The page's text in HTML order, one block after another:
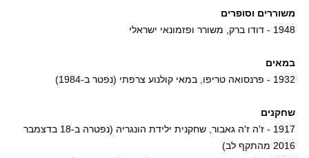
משוררים וסופרים
1948 - דודו ברק, משורר ופזמונאי ישראלי
במאים
1932 - פרנסואה טריפו, במאי קולנוע צרפתי (נפטר ב-1984)
שחקנים
1917 - ז'ה ז'ה גאבור, שחקנית ילידת הונגריה (נפטרה ב-18 בדצמבר
2016 מהתקף לב)